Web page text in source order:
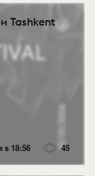
Tashkent
в 18:56 45